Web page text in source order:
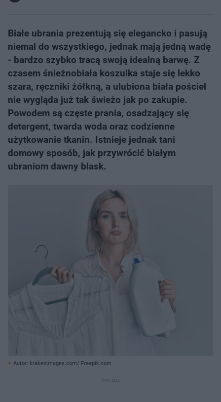
Białe ubrania prezentują się elegancko i pasują
niemal do wszystkiego, jednak mają jedną wadę
- bardzo szybko tracą swoją idealną barwę. Z
czasem śnieżnobiała koszulka staje się lekko
szara, ręczniki żółkną, a ulubiona biała pościel
nie wygląda już tak świeżo jak po zakupie.
Powodem są częste prania, osadzający się
detergent, twarda woda oraz codzienne
użytkowanie tkanin. Istnieje jednak tani
domowy sposób, jak przywrócić białym
ubraniom dawny blask.
Autor: krakenimages.com/ Freepik.com